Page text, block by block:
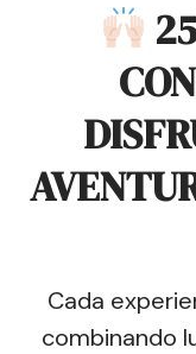
Cada
combinando